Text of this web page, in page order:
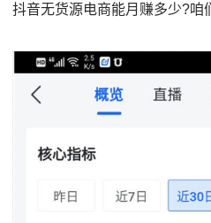
抖音无货源电商能月赚多少?咱